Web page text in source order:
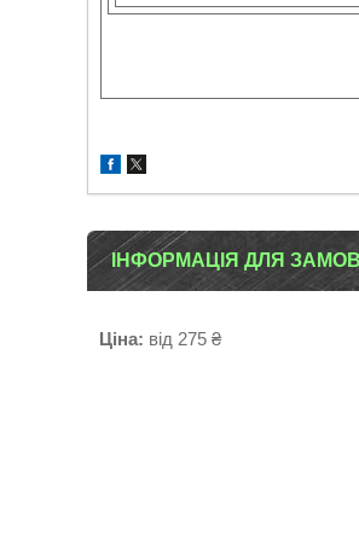
ІНФОРМАЦІЯ ДЛЯ
Ціна: від 275 ₴